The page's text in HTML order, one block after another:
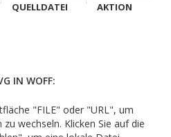
QUELLDATEI AKTION
IN WOFF:
"FILE" oder "URL", um
wechseln. Klicken Sie auf die